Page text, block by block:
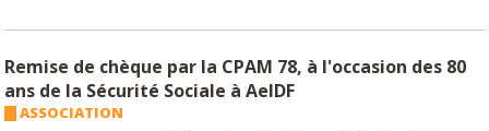
Remise de chèque par la CPAM 78, à l'occasion des 80
ans de la Sécurité Sociale à AeIDF
ASSOCIATION